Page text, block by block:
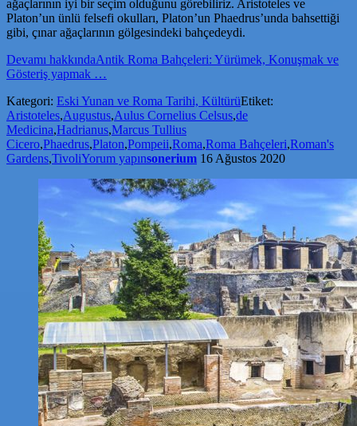
ağaçlarının iyi bir seçim olduğunu görebiliriz. Aristoteles ve
Platon’un ünlü felsefi okulları, Platon’un Phaedrus’unda bahsettiği
gibi, çınar ağaçlarının gölgesindeki bahçedeydi.
Devamı hakkındaAntik Roma Bahçeleri: Yürümek, Konuşmak ve
Gösteriş yapmak …
Kategori: Eski Yunan ve Roma Tarihi, KültürüEtiket:
Aristoteles,Augustus,Aulus Cornelius Celsus,de
Medicina,Hadrianus,Marcus Tullius
Cicero,Phaedrus,Platon,Pompeii,Roma,Roma Bahçeleri,Roman's
Gardens,TivoliYorum yapınsonerium 16 Ağustos 2020